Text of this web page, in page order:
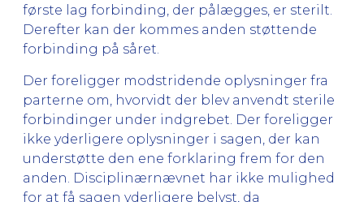
første lag forbinding, der pålægges, er sterilt.
Derefter kan der kommes anden støttende
forbinding på såret.
Der foreligger modstridende oplysninger fra
parterne om, hvorvidt der blev anvendt sterile
forbindinger under indgrebet. Der foreligger
ikke yderligere oplysninger i sagen, der kan
understøtte den ene forklaring frem for den
anden. Disciplinærnævnet har ikke mulighed
for at få sagen yderligere belyst, da